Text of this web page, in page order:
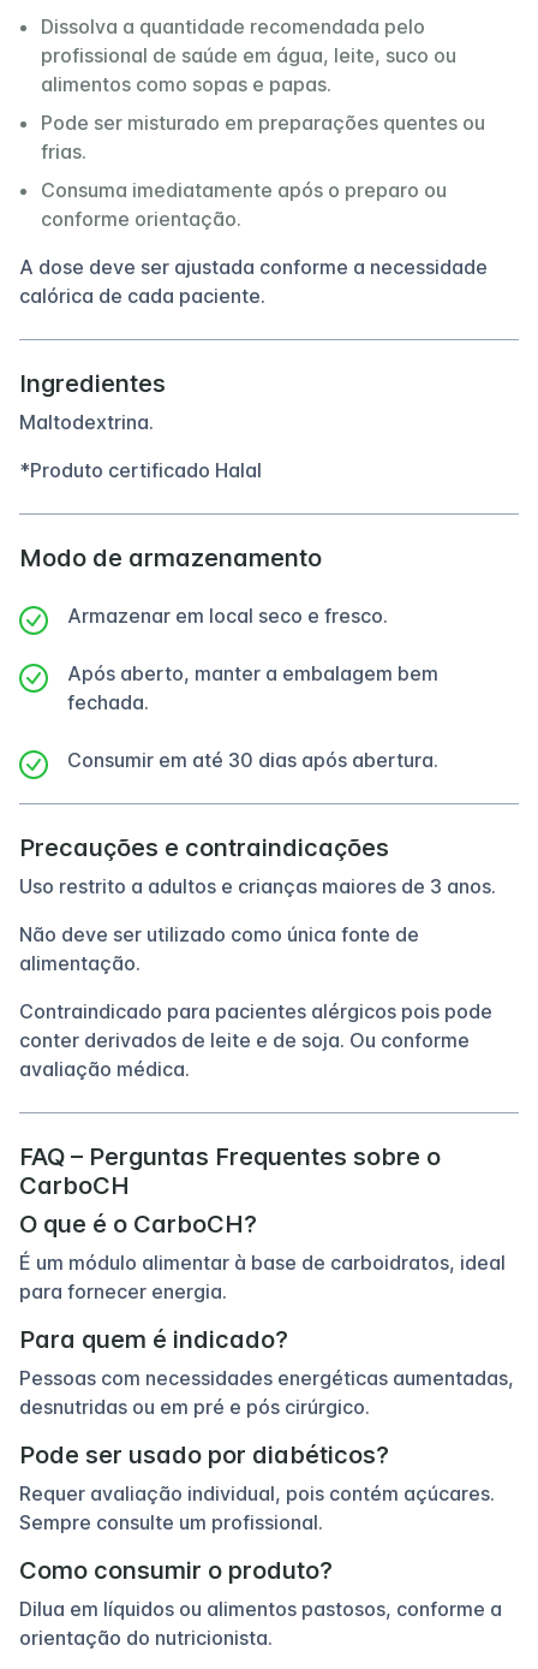
Dissolva a quantidade recomendada pelo
profissional de saúde em água, leite, suco ou
alimentos como sopas e papas.
Pode ser misturado em preparações quentes ou
frias.
Consuma imediatamente após o preparo ou
conforme orientação.
A dose deve ser ajustada conforme a necessidade
calórica de cada paciente.
Ingredientes
Maltodextrina.
*Produto certificado Halal
Modo de armazenamento
Armazenar em local seco e fresco.
Após aberto, manter a embalagem bem
fechada.
Consumir em até 30 dias após abertura.
Precauções e contraindicações
Uso restrito a adultos e crianças maiores de 3 anos.
Não deve ser utilizado como única fonte de
alimentação.
Contraindicado para pacientes alérgicos pois pode
conter derivados de leite e de soja. Ou conforme
avaliação médica.
FAQ – Perguntas Frequentes sobre o
CarboCH
O que é o CarboCH?
É um módulo alimentar à base de carboidratos, ideal
para fornecer energia.
Para quem é indicado?
Pessoas com necessidades energéticas aumentadas,
desnutridas ou em pré e pós cirúrgico.
Pode ser usado por diabéticos?
Requer avaliação individual, pois contém açúcares.
Sempre consulte um profissional.
Como consumir o produto?
Dilua em líquidos ou alimentos pastosos, conforme a
orientação do nutricionista.